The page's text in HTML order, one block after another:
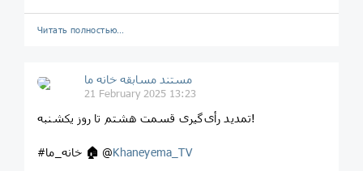
Читать полностью…
مستند مسابقه خانه ما
21 February 2025 13:23
تمدید رأی‌گیری قسمت هشتم تا روز یکشنبه!
🏠 @Khaneyema_TV